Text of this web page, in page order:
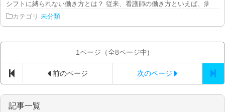
シフトに縛られない働き方とは？ 従来、看護師の働き方といえば、病院
カテゴリ 未分類
1ページ（全8ページ中)
前のページ 次のページ
記事一覧